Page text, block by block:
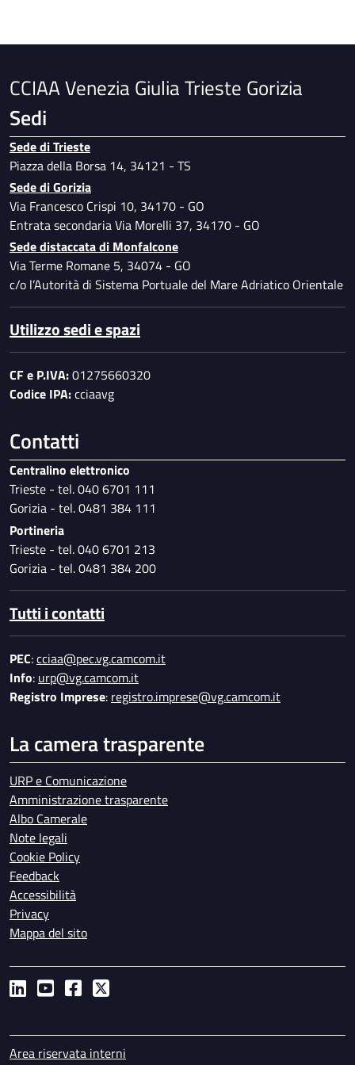
Accessibilita' e Catalogo di dati, metadati e banche
Manuale di gestione e di conservazione
Piano per l'utilizzo del telelavoro
Specimen firme autorizzate
Dati ulteriori
CCIAA Venezia Giulia Trieste Gorizia
Sedi
Sede di Trieste
Piazza della Borsa 14, 34121 - TS
Sede di Gorizia
Via Francesco Crispi 10, 34170 - GO
Entrata secondaria Via Morelli 37, 34170 - GO
Sede distaccata di Monfalcone
Via Terme Romane 5, 34074 - GO
c/o l’Autorità di Sistema Portuale del Mare Adriatico Orientale
Utilizzo sedi e spazi
CF e P.IVA:01275660320
Codice IPA:cciaavg
Contatti
Centralino elettronico
Trieste - tel. 040 6701 111
Gorizia - tel. 0481 384 111
Portineria
Trieste - tel. 040 6701 213
Gorizia - tel. 0481 384 200
Tutti i contatti
PEC:cciaa@pec.vg.camcom.it
Info: urp@vg.camcom.it
Registro Imprese: registro.imprese@vg.camcom.it
La camera trasparente
URP e Comunicazione
Amministrazione trasparente
Albo Camerale
Note legali
Cookie Policy
Feedback
Accessibilità
Privacy
Mappa del sito
Piè di pagina
Area riservata interni